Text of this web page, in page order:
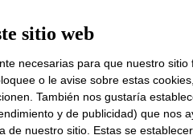
sitio web
necesarias para que nuestro sitio
o le avise sobre estas
También nos gustaría
y de publicidad) que nos
de nuestro sitio. Estas se